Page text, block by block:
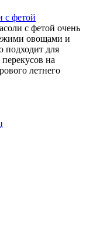
с фетой
с фетой очень
овощами и
подходит для
на
летнего